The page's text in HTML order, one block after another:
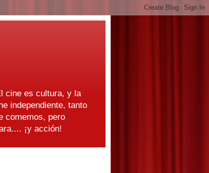
cine es cultura, y la
independiente, tanto
comemos, pero
¡y acción!